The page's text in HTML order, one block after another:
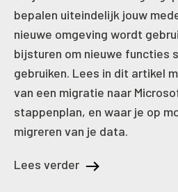
bepalen uiteindelijk jouw
nieuwe omgeving wordt
bijsturen om nieuwe functies
gebruiken. Lees in dit artikel
van een migratie naar
stappenplan, en waar je op
migreren van je data.
Lees verder